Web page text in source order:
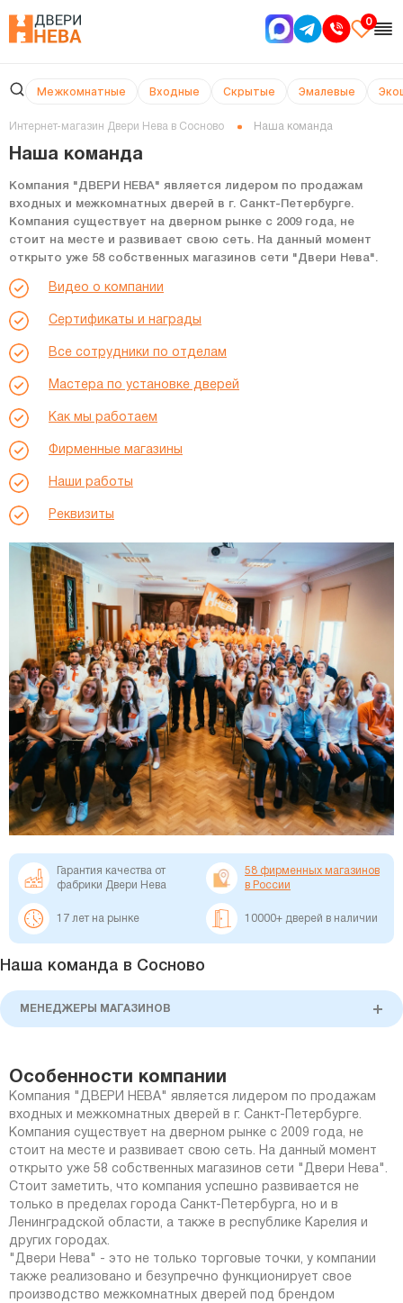
0
Межкомнатные Входные Скрытые Эмалевые
Интернет-магазин Двери Нева в Сосново Наша команда
Наша команда
Компания "ДВЕРИ НЕВА" является лидером по продажам
входных и межкомнатных дверей в г. Санкт-Петербурге.
Компания существует на дверном рынке с 2009 года, не
стоит на месте и развивает свою сеть. На данный момент
открыто уже 58 собственных магазинов сети "Двери Нева".
Видео о компании
Сертификаты и награды
Все сотрудники по отделам
Мастера по установке дверей
Как мы работаем
Фирменные магазины
Наши работы
Реквизиты
Гарантия качества от
фабрики Двери Нева
58 фирменных магазинов
в России
17 лет на рынке 10000+ дверей в наличии
Наша команда в Сосново
МЕНЕДЖЕРЫ МАГАЗИНОВ
Особенности компании
Компания "ДВЕРИ НЕВА" является лидером по продажам
входных и межкомнатных дверей в г. Санкт-Петербурге.
Компания существует на дверном рынке с 2009 года, не
стоит на месте и развивает свою сеть. На данный момент
открыто уже 58 собственных магазинов сети "Двери Нева".
Стоит заметить, что компания успешно развивается не
только в пределах города Санкт-Петербурга, но и в
Ленинградской области, а также в республике Карелия и
других городах.
"Двери Нева" - это не только торговые точки, у компании
также реализовано и безупречно функционирует свое
производство межкомнатных дверей под брендом